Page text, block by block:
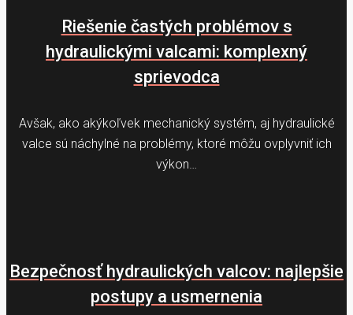
Riešenie častých problémov s
hydraulickými valcami: komplexný
sprievodca
Avšak, ako akýkoľvek mechanický systém, aj hydraulické
valce sú náchylné na problémy, ktoré môžu ovplyvniť ich
výkon…
Bezpečnosť hydraulických valcov: najlepšie
postupy a usmernenia